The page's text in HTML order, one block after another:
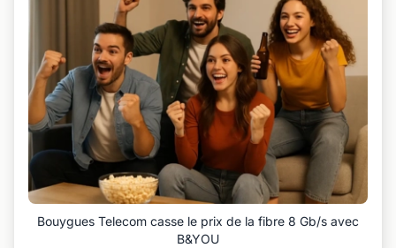
Bouygues Telecom casse le prix de la fibre 8 Gb/s avec
B&YOU